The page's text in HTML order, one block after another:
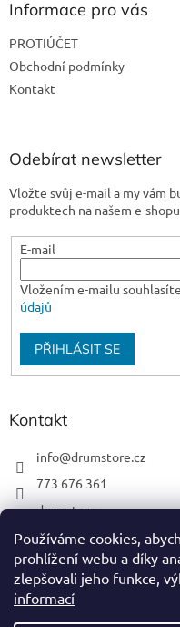
Používáme cookies,
prohlížení webu a díky
zlepšovali jeho funkce,
informací
Informace pro vás
PROTIÚČET
Obchodní podmínky
Kontakt
Odebírat newsletter
Vložte svůj e-mail a my vám
produktech na našem e-shopu.
E-mail
Vložením e-mailu
údajů
PŘIHLÁSIT SE
Kontakt
info@drumstore.cz
773 676 361
drumstore
drumstore.cz
https://